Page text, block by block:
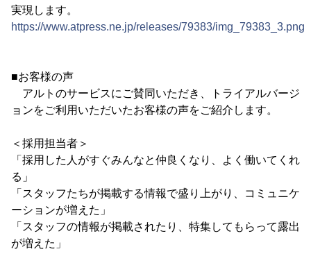
実現します。
https://www.atpress.ne.jp/releases/79383/img_79383_3.png
■お客様の声
アルトのサービスにご賛同いただき、トライアルバージ
ョンをご利用いただいたお客様の声をご紹介します。
＜採用担当者＞
「採用した人がすぐみんなと仲良くなり、よく働いてくれ
る」
「スタッフたちが掲載する情報で盛り上がり、コミュニケ
ーションが増えた」
「スタッフの情報が掲載されたり、特集してもらって露出
が増えた」